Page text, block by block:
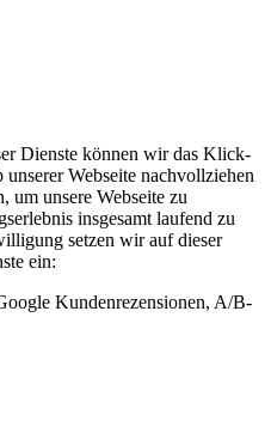
Dienste können wir das Klick-
Webseite nachvollziehen
um unsere Webseite zu
insgesamt laufend zu
setzen wir auf dieser
ein:
Kundenrezensionen, A/B-